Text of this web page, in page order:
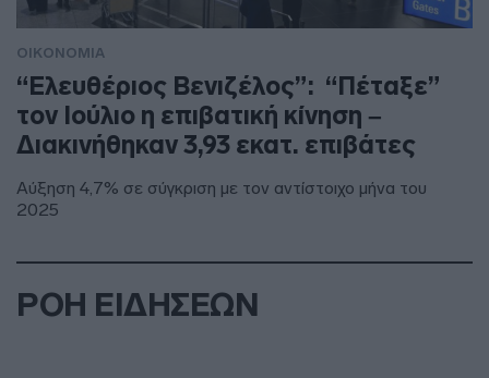
ΟΙΚΟΝΟΜΙΑ
“Ελευθέριος Βενιζέλος”: “Πέταξε”
τον Ιούλιο η επιβατική κίνηση –
Διακινήθηκαν 3,93 εκατ. επιβάτες
Αύξηση 4,7% σε σύγκριση με τον αντίστοιχο μήνα του
2025
ΡΟΗ ΕΙΔΗΣΕΩΝ